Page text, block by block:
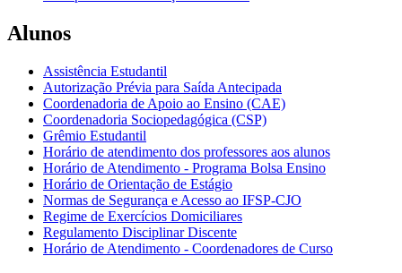
Alunos
Assistência Estudantil
Autorização Prévia para Saída Antecipada
Coordenadoria de Apoio ao Ensino (CAE)
Coordenadoria Sociopedagógica (CSP)
Grêmio Estudantil
Horário de atendimento dos professores aos alunos
Horário de Atendimento - Programa Bolsa Ensino
Horário de Orientação de Estágio
Normas de Segurança e Acesso ao IFSP-CJO
Regime de Exercícios Domiciliares
Regulamento Disciplinar Discente
Horário de Atendimento - Coordenadores de Curso